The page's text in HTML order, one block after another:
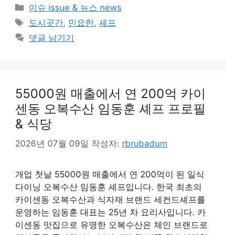
카
테
리
이슈 issue & 뉴스 news
태
그
도시곳간, 민요한,셰프
댓글 남기기
55000원 매출에서 연 200억 카이
센동 오복수산 임동훈 셰프 프로필
& 식당
2026년 07월 09일 작성자: rbrubadum
개업 첫날 55000원 매출에서 연 200억이 된 일식
다이닝 오복수산 임동훈 셰프입니다. 한국 최초의
카이센동 오복수산과 식자재 브랜드 세컨드셰프를
운영하는 임동훈 대표는 25년 차 요리사입니다. 카
이센동 맛집으로 유명한 오복수산은 체인 브랜드로